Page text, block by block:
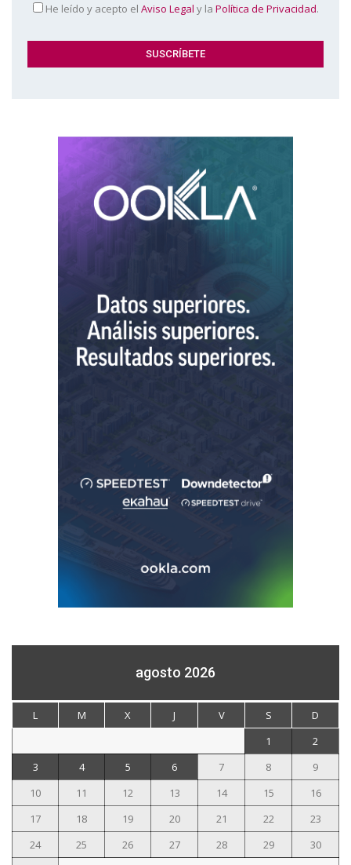
He leído y acepto el Aviso Legal y la Política de Privacidad.
agosto 2026
L M X J V S
D
1
2
3
4 5 6 7 8
9
10
11 12 13 14 15
16
17
18 19 20 21 22
23
24
25 26 27 28 29
30